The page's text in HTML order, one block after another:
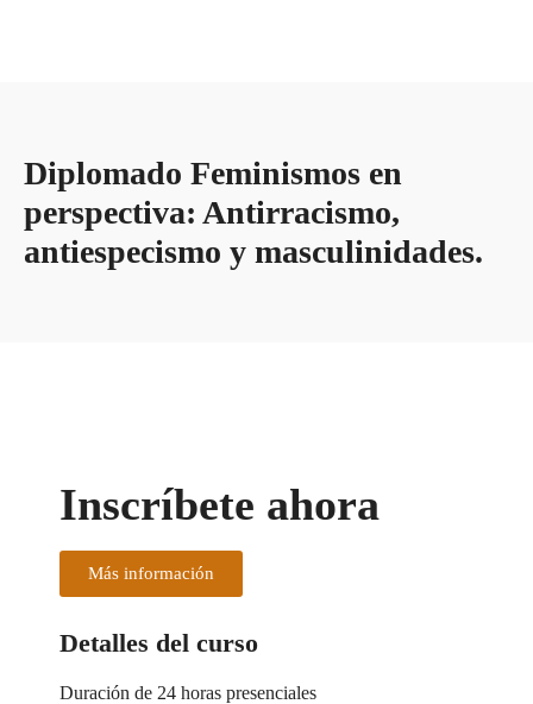
Diplomado Feminismos en
perspectiva: Antirracismo,
antiespecismo y masculinidades.
Inscríbete ahora
Más información
Detalles del curso
Duración de 24 horas presenciales